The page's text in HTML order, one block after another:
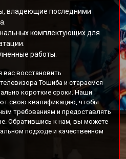
владеющие последними
комплектующих для
работы.
восстановить
Тошиба и стараемся
короткие сроки. Наши
свою квалификацию, чтобы
требованиям и предоставлять
Обратившись к нам, вы можете
подходе и качественном